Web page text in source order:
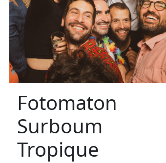
Fotomaton
Surboum
Tropique